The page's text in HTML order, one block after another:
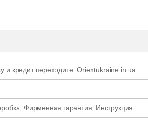
и кредит переходите: Orientukraine.in.ua
Фирменная гарантия, Инструкция